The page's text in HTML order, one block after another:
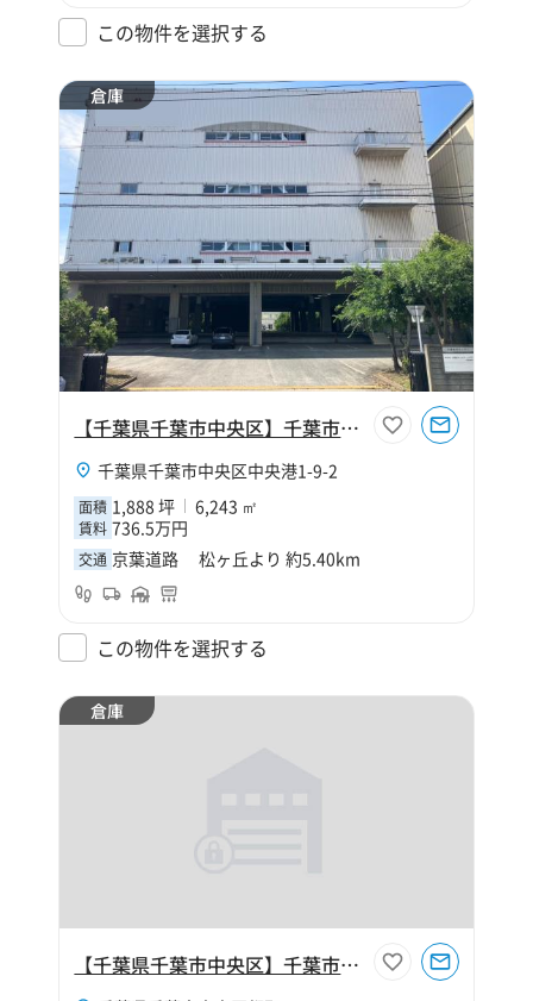
この物件を選択する
倉庫
【千葉県千葉市中央区】千葉市中央区中央港1丁目1888坪倉庫
千葉県千葉市中央区中央港1-9-2
面積 1,888 坪 6,243 ㎡
賃料 736.5万円
交通 京葉道路 松ヶ丘より 約5.40km
この物件を選択する
倉庫
【千葉県千葉市中央区】千葉市中央区都町8丁目160坪倉庫